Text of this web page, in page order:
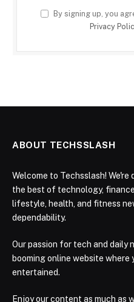
By signing up, you
Privacy
ABOUT TECHSSLASH
Welcome to Techsslash!
the best of technology,
lifestyle, health, and fitness
dependability.
Our passion for tech and daily
booming online website where
entertained.
Enjoy our content as much as